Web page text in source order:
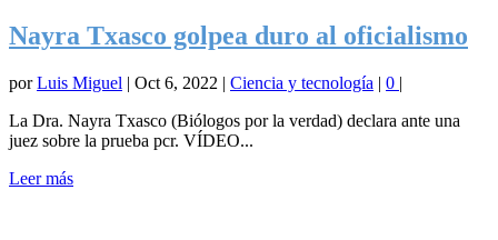
Nayra Txasco golpea duro al oficialismo
porLuis Miguel | Oct 6, 2022 | Ciencia y tecnología | 0 |
La Dra. Nayra Txasco (Biólogos por la verdad) declara ante una
juez sobre la prueba pcr. VÍDEO...
Leer más